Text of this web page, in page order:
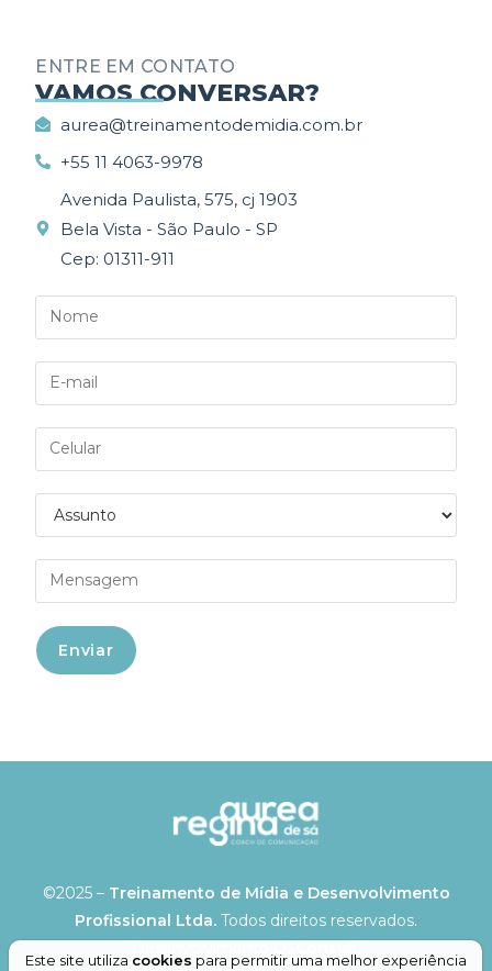
ENTRE EM CONTATO
VAMOS CONVERSAR?
_________
aurea@treinamentodemidia.com.br
+55 11 4063-9978
Avenida Paulista, 575, cj 1903
Bela Vista - São Paulo - SP
Cep: 01311-911
©2025 –Treinamento de Mídia e Desenvolvimento
Profissional Ltda. Todos direitos reservados.
Este site utiliza cookies para permitir uma melhor experiência